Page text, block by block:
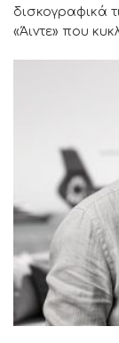
δισκογραφικά
«Άιντε» που